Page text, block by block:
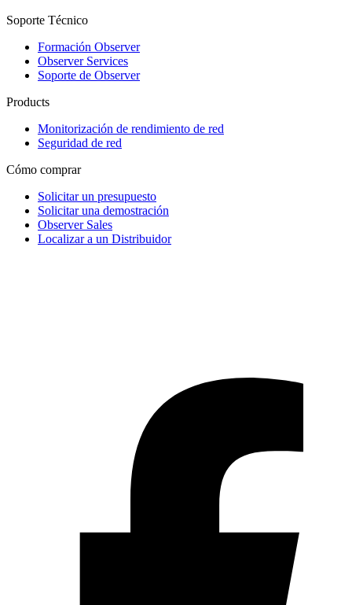
Soporte Técnico
Formación Observer
Observer Services
Soporte de Observer
Products
Monitorización de rendimiento de red
Seguridad de red
Cómo comprar
Solicitar un presupuesto
Solicitar una demostración
Observer Sales
Localizar a un Distribuidor